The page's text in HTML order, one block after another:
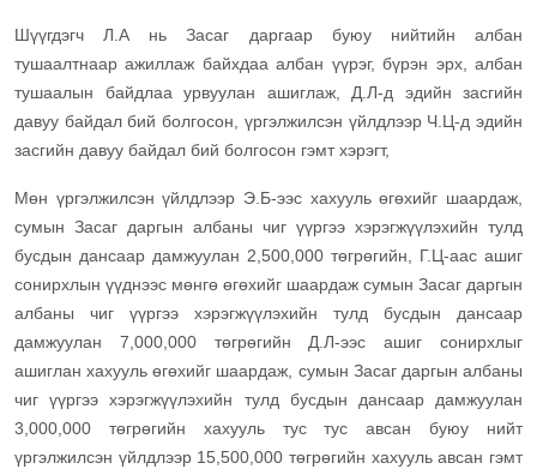
Шүүгдэгч Л.А нь Засаг даргаар буюу нийтийн албан
тушаалтнаар ажиллаж байхдаа албан үүрэг, бүрэн эрх, албан
тушаалын байдлаа урвуулан ашиглаж, Д.Л-д эдийн засгийн
давуу байдал бий болгосон, үргэлжилсэн үйлдлээр Ч.Ц-д эдийн
засгийн давуу байдал бий болгосон гэмт хэрэгт,
Мөн үргэлжилсэн үйлдлээр Э.Б-ээс хахууль өгөхийг шаардаж,
сумын Засаг даргын албаны чиг үүргээ хэрэгжүүлэхийн тулд
бусдын дансаар дамжуулан 2,500,000 төгрөгийн, Г.Ц-аас ашиг
сонирхлын үүднээс мөнгө өгөхийг шаардаж сумын Засаг даргын
албаны чиг үүргээ хэрэгжүүлэхийн тулд бусдын дансаар
дамжуулан 7,000,000 төгрөгийн Д.Л-ээс ашиг сонирхлыг
ашиглан хахууль өгөхийг шаардаж, сумын Засаг даргын албаны
чиг үүргээ хэрэгжүүлэхийн тулд бусдын дансаар дамжуулан
3,000,000 төгрөгийн хахууль тус тус авсан буюу нийт
үргэлжилсэн үйлдлээр 15,500,000 төгрөгийн хахууль авсан гэмт